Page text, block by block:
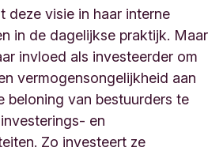
deze visie in haar interne
in de dagelijkse praktijk. Maar
invloed als investeerder om
vermogensongelijkheid aan
beloning van bestuurders te
en
Zo investeert ze